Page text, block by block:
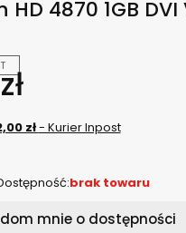
HD 4870 1GB DVI
zł- Kurier Inpost
brak towaru
mnie o dostępności